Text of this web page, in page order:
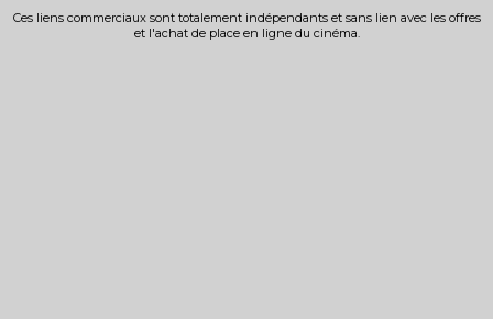
Ces liens commerciaux sont totalement indépendants et sans lien avec les offres
et l'achat de place en ligne du cinéma.